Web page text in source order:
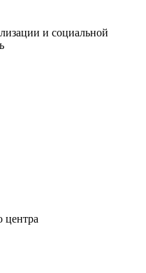
и социальной
центра